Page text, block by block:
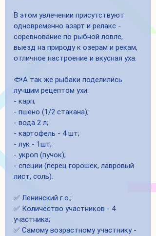
В этом увлечении присутствуют
одновременно азарт и релакс -
соревнование по рыбной ловле,
выезд на природу к озерам и рекам,
отличное настроение и вкусная уха.
🐟А так же рыбаки поделились
лучшим рецептом ухи:
- карп;
- пшено (1/2 стакана);
- вода 2 л;
- картофель - 4 шт;
- лук - 1шт;
- укроп (пучок);
- специи (перец горошек, лавровый
лист, соль).
✅ Ленинский г.о.;
✅ Количество участников - 4
участника;
✅ Самому возрастному участнику -